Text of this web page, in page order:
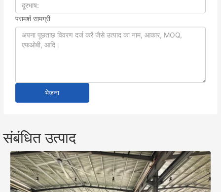
परामर्श सामग्री
भेजना
संबंधित उत्पाद